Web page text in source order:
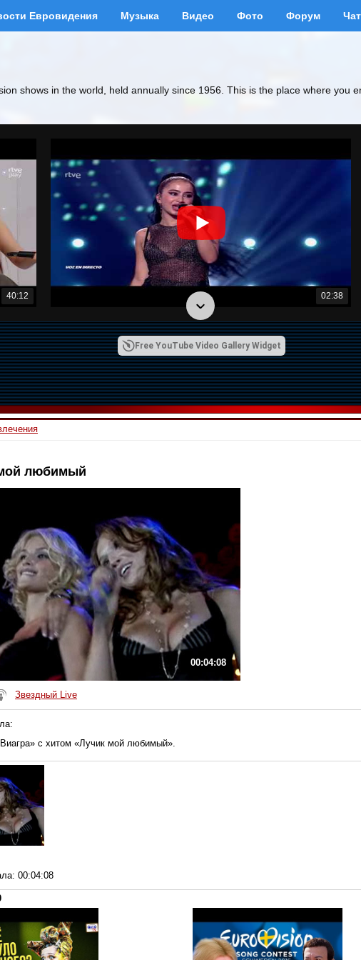
Евровидения Музыка Видео Фото Форум Чат
shows in the world, held annually since 1956. This is the place where you
40:12 02:38
Free YouTube Video Gallery Widget
любимый
00:04:08
Звездный Live
:
с хитом «Лучик мой любимый».
: 00:04:08